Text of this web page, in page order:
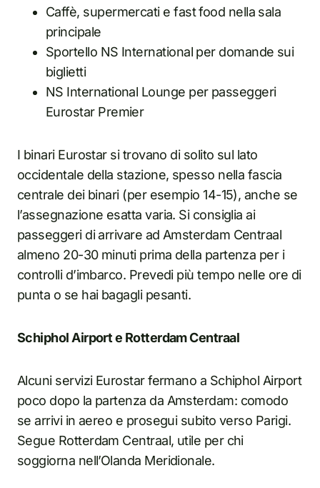
Caffè, supermercati e fast food nella sala
principale
Sportello NS International per domande sui
biglietti
NS International Lounge per passeggeri
Eurostar Premier
I binari Eurostar si trovano di solito sul lato
occidentale della stazione, spesso nella fascia
centrale dei binari (per esempio 14-15), anche se
l’assegnazione esatta varia. Si consiglia ai
passeggeri di arrivare ad Amsterdam Centraal
almeno 20-30 minuti prima della partenza per i
controlli d’imbarco. Prevedi più tempo nelle ore di
punta o se hai bagagli pesanti.
Schiphol Airport e Rotterdam Centraal
Alcuni servizi Eurostar fermano a Schiphol Airport
poco dopo la partenza da Amsterdam: comodo
se arrivi in aereo e prosegui subito verso Parigi.
Segue Rotterdam Centraal, utile per chi
soggiorna nell’Olanda Meridionale.